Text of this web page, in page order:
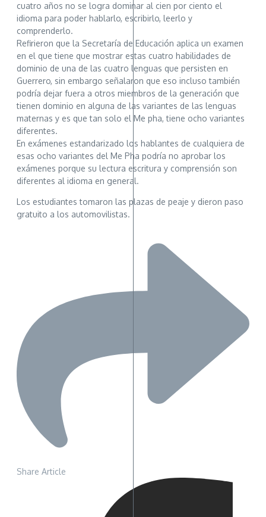
cuatro años no se logra dominar al cien por ciento el
idioma para poder hablarlo, escribirlo, leerlo y
comprenderlo.
Refirieron que la Secretaría de Educación aplica un examen
en el que tiene que mostrar estas cuatro habilidades de
dominio de una de las cuatro lenguas que persisten en
Guerrero, sin embargo señalaron que eso incluso también
podría dejar fuera a otros miembros de la generación que
tienen dominio en alguna de las variantes de las lenguas
maternas y es que tan solo el Me pha, tiene ocho variantes
diferentes.
En exámenes estandarizado los hablantes de cualquiera de
esas ocho variantes del Me Pha podría no aprobar los
exámenes porque su lectura escritura y comprensión son
diferentes al idioma en general.
Los estudiantes tomaron las plazas de peaje y dieron paso
gratuito a los automovilistas.
Share Article